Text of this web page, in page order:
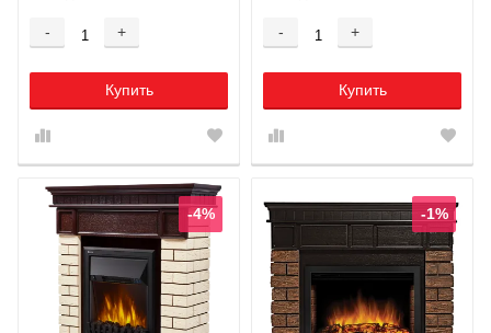
- +
Купить
- +
Купить
-4% -1%